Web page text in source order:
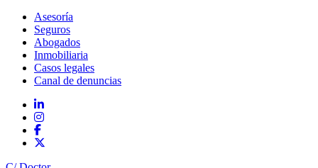
Asesoría
Seguros
Abogados
Inmobiliaria
Casos legales
Canal de denuncias